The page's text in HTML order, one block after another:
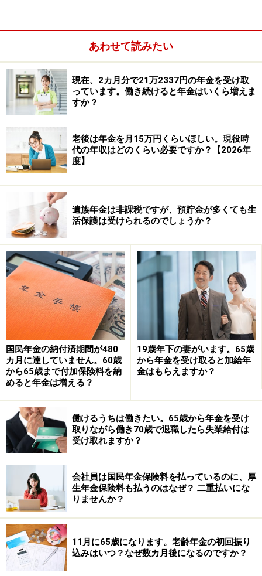
A：シルバー人材センターでの報酬は、「雑
所得」なので年金カットの対象にはなりま
せん
年金がカットされる場合とは、在職老齢年金の支給停止
の基準額を超えた場合になります。在職老齢年金は、厚
生年金に加入して働いて得た収入が対象です。シルバー
人材センターで働くときは、厚生年金に加入しませんの
で、在職老齢年金の対象にはなりません。そのため年金
カットもされません。
シルバー人材センターの収入は、報酬として扱われ「雑
所得」になります。シルバー人材センターからの報酬に
は、「家内労働者等の事業所得等の所得計算の特例」
（家内労働者等の必要経費の特例）により、最大で年間
55万円を必要経費にすることができますので、報酬から
55万円を必要経費として控除することができます。
また、公的年金等の収入が400万円以下で、シルバー人
材センターの収入のみの場合、報酬合計が1年間（1月～
12月まで）で75万円以下（雑所得20万円以下）の際に
は、確定申告をする必要がありません。
※年金プチ相談コーナーに取り上げてほしい質問がある
人はこちらから応募するか、コメント欄への書き込みを
お願いします。
監修・文／深川 弘恵（ファイナンシャルプランナー）
【関連記事をチェック！】
65歳からの年金繰り下げ受給は、半年間とかでもいいん
でしょうか？年金はいくら増える？
年金生活者が生きがいを作るためには？
あわせて読みたい
現在、2カ月分で21万2337円の年金を受け取
っています。働き続けると年金はいくら増えま
すか？
老後は年金を月15万円くらいほしい。現役時
代の年収はどのくらい必要ですか？【2026年
度】
遺族年金は非課税ですが、預貯金が多くても生
活保護は受けられるのでしょうか？
国民年金の納付済期間が480
カ月に達していません。60歳
から65歳まで付加保険料を納
めると年金は増える？
19歳年下の妻がいます。65歳
から年金を受け取ると加給年
金はもらえますか？
働けるうちは働きたい。65歳から年金を受け
取りながら働き70歳で退職したら失業給付は
受け取れますか？
会社員は国民年金保険料を払っているのに、厚
生年金保険料も払うのはなぜ？ 二重払いにな
りませんか？
11月に65歳になります。老齢年金の初回振り
込みはいつ？なぜ数カ月後になるのですか？